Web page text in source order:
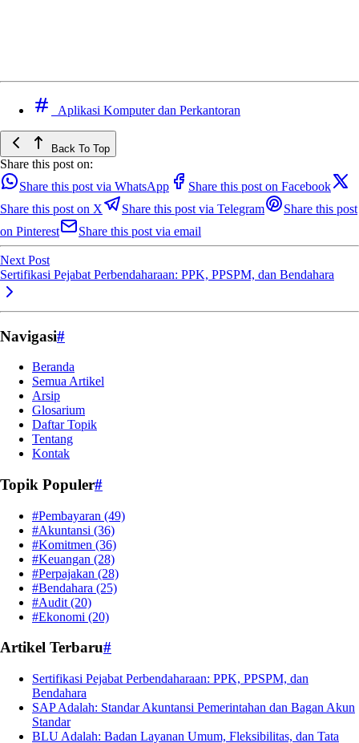
Aplikasi Komputer dan Perkantoran
Back To Top
Share this post on:
Share this post via WhatsApp
Share this post on Facebook
Share this post on X
Share this post via Telegram
Share this post
on Pinterest
Share this post via email
Next Post
Sertifikasi Pejabat Perbendaharaan: PPK, PPSPM, dan Bendahara
Navigasi#
Beranda
Semua Artikel
Arsip
Glosarium
Daftar Topik
Tentang
Kontak
Topik Populer#
#Pembayaran (49)
#Akuntansi (36)
#Komitmen (36)
#Keuangan (28)
#Perpajakan (28)
#Bendahara (25)
#Audit (20)
#Ekonomi (20)
Artikel Terbaru#
Sertifikasi Pejabat Perbendaharaan: PPK, PPSPM, dan
Bendahara
SAP Adalah: Standar Akuntansi Pemerintahan dan Bagan Akun
Standar
BLU Adalah: Badan Layanan Umum, Fleksibilitas, dan Tata